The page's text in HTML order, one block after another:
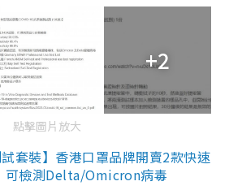
+2
點擊圖片放大
套裝】香港口罩品牌開賣2款快速
可檢測Delta/Omicron病毒